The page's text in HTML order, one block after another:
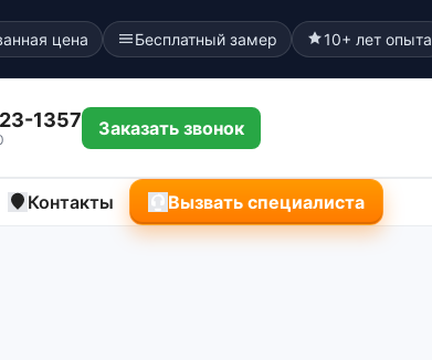
цена Бесплатный замер 10+ лет опыта
1357 Заказать звонок
Контакты Вызвать специалиста